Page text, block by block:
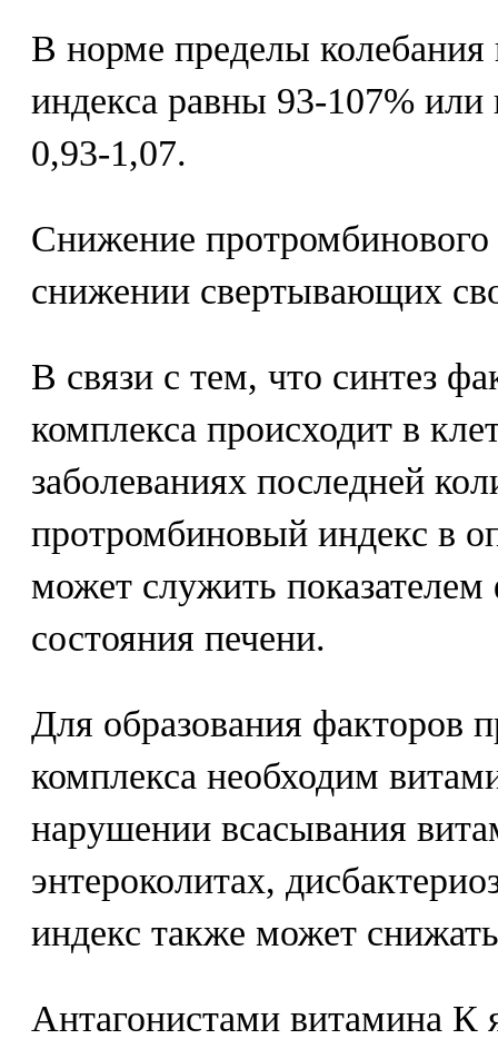
В норме пределы колебания
индекса равны 93-107%
0,93-1,07.
Снижение протромбинового
снижении свертывающих
В связи с тем, что синтез
комплекса происходит в
заболеваниях последней
протромбиновый индекс в
может служить
состояния печени.
Для образования факторов
комплекса необходим
нарушении всасывания
энтероколитах,
индекс также может
Антагонистами витамина К